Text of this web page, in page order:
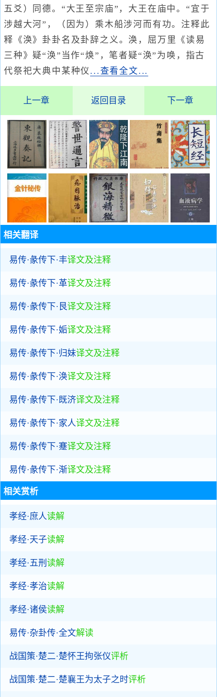
五爻）同德。“大王至宗庙”，大王在庙中。“宜于
涉越大河”，（因为）乘木船涉河而有功。注释此
释《涣》卦卦名及卦辞之义。涣，屈万里《读易
三种》疑“涣”当作“焕”，笔者疑“涣”为唤，指古
代祭祀大典中某种仪 ...查看全文...
上一章 返回目录 下一章
相关翻译
易传·彖传下·丰译文及注释
易传·彖传下·革译文及注释
易传·彖传下·艮译文及注释
易传·彖传下·姤译文及注释
易传·彖传下·归妹译文及注释
易传·彖传下·涣译文及注释
易传·彖传下·既济译文及注释
易传·彖传下·家人译文及注释
易传·彖传下·蹇译文及注释
易传·彖传下·渐译文及注释
相关赏析
孝经·庶人读解
孝经·天子读解
孝经·五刑 读解
孝经·孝治读解
孝经·诸侯读解
易传·杂卦传·全文解读
战国策·楚二·楚怀王拘张仪评析
战国策·楚二·楚襄王为太子之时评析